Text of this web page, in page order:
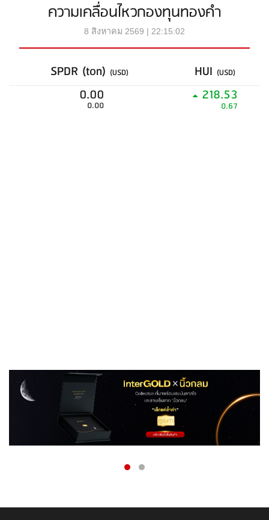
ความเคลื่อนไหวกองทุนทองคำ
8 สิงหาคม 2569 | 22:15:02
SPDR (ton) (USD) HUI (USD)
0.00
0.00
218.53
0.67